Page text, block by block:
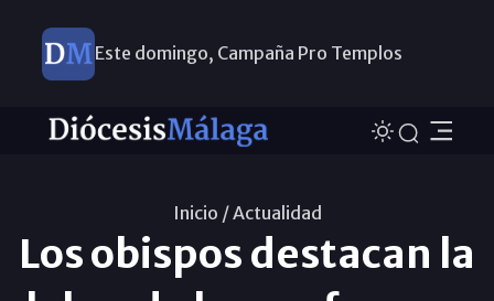
Este domingo, Campaña Pro Templos
Inicio /Actualidad
Los obispos destacan la